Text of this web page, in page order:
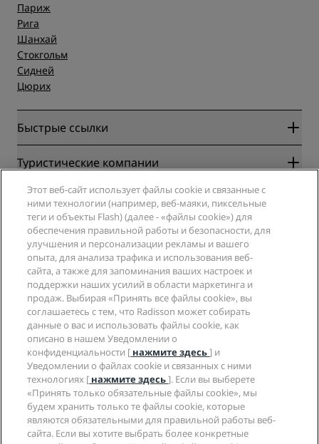
Париж
Рига
Шанхай
Стокгольм
Сидней
Цюрих
Быстрые ссылки
Radisson Rewards
Гарантия лучшей цены онлайн
Blog
Направления
Новые и будущие отели
Приложение Radisson Hotels
Отели со статусом Sports Approved
Отели для семейного отдыха
Охрана здоровья и безопасность
Туристические компании
Партнеры
Турагенты
Компания
Radisson Hotel Group
СМИ
Вакансии в RHG
Вакансии в PPHE
Вакансии в EHL
The Club by RHG
Возможности развития
Социально ответственный бизнес
Закупки
Юридическая информация
Центр конфиденциальности
Правовая оговорка
Условия и положения программы Radisson Rewards
Соглашение о пользовании сайтом
Цифровая доступность
Заявление о современном рабстве
Помощь
Уведомления для клиентов
Контактная информация
Часто задаваемые вопросы
Карта сайта
Социальные сети
Бренды Radisson Hotels
Этот веб-сайт использует файлы cookie и связанные с
ними технологии (например, веб-маяки, пиксельные
теги и объекты Flash) (далее - «файлы cookie») для
обеспечения правильной работы и безопасности, для
улучшения и персонализации рекламы и вашего
опыта, для анализа трафика и использования веб-
сайта, а также для запоминания ваших настроек и
поддержки наших усилий в области маркетинга и
продаж. Выбирая «Принять все файлы cookie», вы
соглашаетесь с тем, что Radisson может собирать
данные о вас и использовать файлы cookie, как
описано в нашем Уведомлении о
конфиденциальности [ нажмите здесь] и
Уведомлении о файлах cookie и связанных с ними
технологиях [ нажмите здесь]. Если вы выберете
«Принять только обязательные файлы cookie», мы
будем хранить только те файлы cookie, которые
являются обязательными для правильной работы веб-
сайта. Если вы хотите выбрать более конкретные